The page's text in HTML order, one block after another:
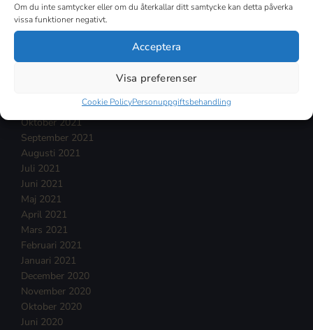
Om du inte samtycker eller om du återkallar ditt samtycke kan detta påverka
vissa funktioner negativt.
Acceptera
Visa preferenser
Cookie PolicyPersonuppgiftsbehandling
Maj 2022
April 2022
Februari 2022
November 2021
Oktober 2021
September 2021
Augusti 2021
Juli 2021
Juni 2021
Maj 2021
April 2021
Mars 2021
Februari 2021
Januari 2021
December 2020
November 2020
Oktober 2020
Juni 2020